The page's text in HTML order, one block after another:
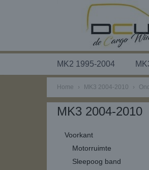
MK2 1995-2004
Home › MK3 2004-2010 ›
MK3 2004-2010
Voorkant
Motorruimte
Sleepoog band